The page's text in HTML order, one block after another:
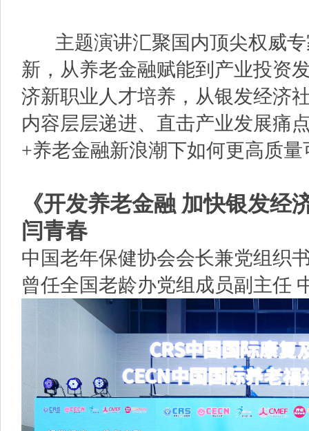
主题演讲汇聚国内顶尖权威专
新，从养老金融赋能到产业投资
济新职业人才培养，从银发经济
内容层层递进、直击产业发展痛
+养老金融新浪潮下如何更高质
《开发养老金融 加快银发经
闫青春
中国老年保健协会会长兼党组织
曾任全国老龄办党组成员副主任